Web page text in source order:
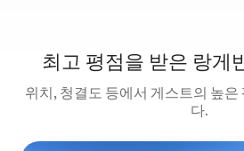
최고 평점을 받은 랑게
위치, 청결도 등에서 게스트의 높은
다.